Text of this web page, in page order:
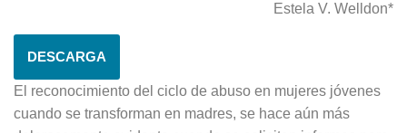
Estela V. Welldon*
DESCARGA
El reconocimiento del ciclo de abuso en mujeres jóvenes
cuando se transforman en madres, se hace aún más